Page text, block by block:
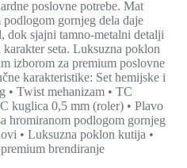
poslovne potrebe. Mat
podlogom gornjeg dela daje
dok sjajni tamno-metalni detalji
seta. Luksuzna poklon
izborom za premium poslovne
karakteristike: Set hemijske i
• Twist mehanizam • TC
kuglica 0,5 mm (roler) • Plavo
hromiranom podlogom gornjeg
• Luksuzna poklon kutija •
brendiranje